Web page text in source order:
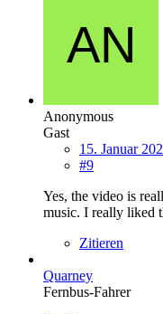
Anonymous
Gast
15. Januar
#9
Yes, the video is
music. I really liked
Zitieren
Quarney
Fernbus-Fahrer